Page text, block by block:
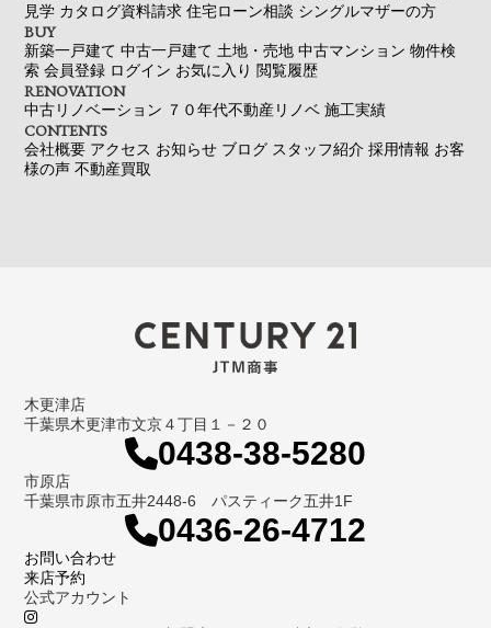
見学 カタログ資料請求 住宅ローン相談 シングルマザーの方
BUY
新築一戸建て 中古一戸建て 土地・売地 中古マンション 物件検
索 会員登録 ログイン お気に入り 閲覧履歴
RENOVATION
中古リノベーション ７０年代不動産リノベ 施工実績
CONTENTS
会社概要 アクセス お知らせ ブログ スタッフ紹介 採用情報 お客
様の声 不動産買取
木更津店
千葉県木更津市文京４丁目１－２０
0438-38-5280
市原店
千葉県市原市五井2448-6 パスティーク五井1F
0436-26-4712
お問い合わせ
来店予約
公式アカウント